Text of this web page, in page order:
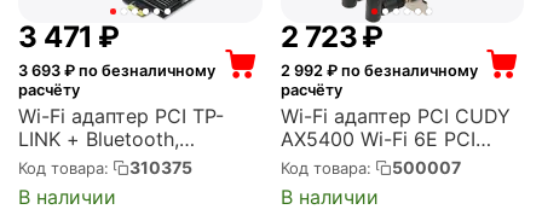
3 471 ₽
3 693 ₽ по безналичному
расчёту
Wi-Fi адаптер PCI TP-
LINK + Bluetooth,
стандарт Wi-Fi: 802.11ax,
стандарт Bluetooth: 5.0,
максимальная скорость
Код товара: 310375
В наличии
2 723₽
2 992 ₽ по безналичному
расчёту
Wi-Fi адаптер PCI CUDY
AX5400 Wi-Fi 6E PCI
Express Adapter
5400Mbps Wi-Fi 6E
(Cudy WE3000S)
Код товара: 500007
В наличии